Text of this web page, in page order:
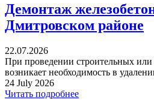
Демонтаж
Дмитровском районе
22.07.2026
При проведении строительных или
возникает необходимость в
24 July 2026
Читать подробнее